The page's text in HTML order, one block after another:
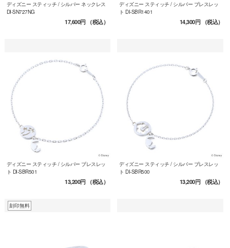
ディズニー スティッチ / シルバー ネックレス
DI-SN727NG
17,600円（税込）
ディズニー スティッチ / シルバー ブレスレッ
ト DI-SBR1401
14,300円（税込）
ディズニー スティッチ / シルバー ブレスレッ
ト DI-SBR501
13,200円（税込）
ディズニー スティッチ / シルバー ブレスレッ
ト DI-SBR500
13,200円（税込）
刻印無料